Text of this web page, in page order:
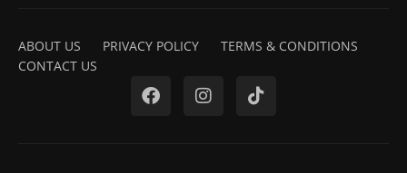
ABOUT US PRIVACY POLICY
TERMS & CONDITIONS
CONTACT US